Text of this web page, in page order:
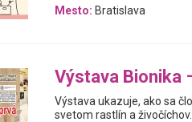
Mesto: Bratislava
Výstava Bionika
Výstava ukazuje, ako sa
svetom rastlín a živočíchov.